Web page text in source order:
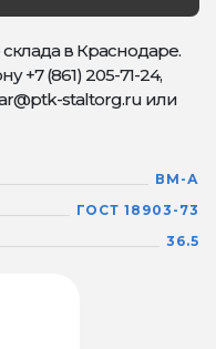
в Краснодаре.
+7 (861) 205-71-24,
staltorg.ru или
ВМ-А
ГОСТ 18903-73
36.5